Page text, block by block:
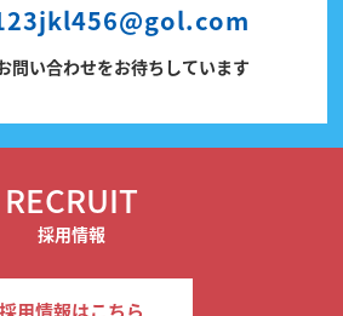
問い合わせをお待ちしています
RECRUIT
採用情報
採用情報はこちら